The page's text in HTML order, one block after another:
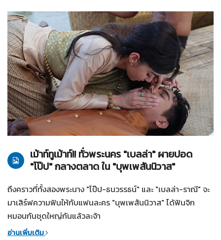
07-03-2561 บุพเพสันนิวาส
เม้าท์ทูเม้าท์!! ทั่วพระนคร "เบลล่า" ผายปอด
"โป๊ป" กลางตลาด ใน "บุพเพสันนิวาส"
ถึงคราวที่ทั้งสองพระนาง "โป๊ป-ธนวรรธน์" และ "เบลล่า-ราณี" จะ
มาเสิร์ฟความฟินให้กับแฟนละคร "บุพเพสันนิวาส" ได้ฟินจิก
หมอนกันชุดใหญ่กันแล้วละจ้า
อ่านเพิ่มเติม